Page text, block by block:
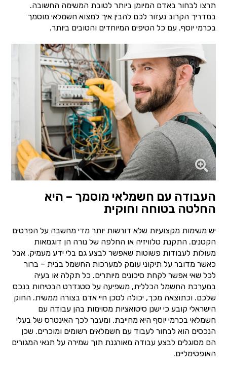
תרצו לבחור באדם המיומן ביותר לטובת המשימה החשובה.
במדריך הקרוב נעזור לכם להבין איך למצוא חשמלאי מוסמך
בכרמי יוסף. עם כל הטיפים המיוחדים והטובים ביותר.
העבודה עם חשמלאי מוסמך – היא
החלטה בטוחה וחוקית
יש משימות מקצועיות שלא דורשות יותר מדי מחשבה על הפרטים
הקטנים. התקנת טלוויזיה או החלפה של נורה הן דוגמאות
מעולות לעבודות פשוטות שאפשר לבצע גם בלי ידע מעמיק. אבל
כאשר מדובר על תיקוני עומק למערכות החשמל בבית – ברור
לכל שאי אפשר לקחת סיכונים מיותרים. כל תקלה או בעיה
במערכת החשמל הכללית, משפיעה על סטנדרט הבטיחות בנכס
שלכם. וכתוצאה מכך, יכולה לסכן חיי אדם בצורה ממשית. החוק
הישראלי קובע כי ישנן סיטואציות מסוימות בהן עבודה עם
חשמלאי בכרמי יוסף היא מחייבת. ומעבר לכך האינטרס של בעלי
הנכסים הוא לבחור לעבוד עם חשמלאים רשומים ומוכרים. שכן
הם מסוגלים לבצע עבודה מאורגנת תוך שמירה על תנאי המגורים
האופטימליים.